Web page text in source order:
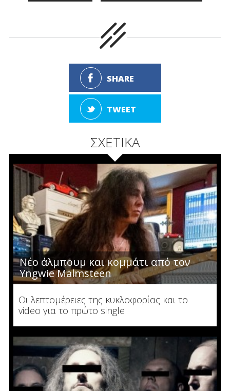
SHARE
TWEET
ΣΧΕΤΙΚΑ
Νέο άλμπουμ και κομμάτι από τον
Yngwie Malmsteen
Οι λεπτομέρειες της κυκλοφορίας και το
video για το πρώτο single